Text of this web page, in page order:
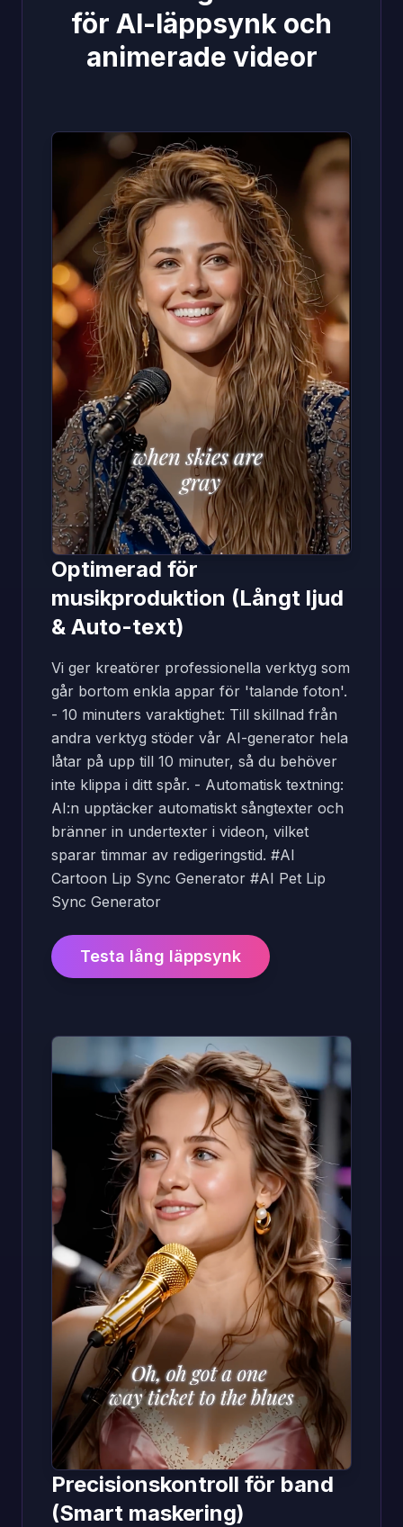
för AI-läppsynk och
animerade videor
Optimerad för
musikproduktion (Långt ljud
& Auto-text)
Vi ger kreatörer professionella verktyg som
går bortom enkla appar för 'talande foton'.
- 10 minuters varaktighet: Till skillnad från
andra verktyg stöder vår AI-generator hela
låtar på upp till 10 minuter, så du behöver
inte klippa i ditt spår. - Automatisk textning:
AI:n upptäcker automatiskt sångtexter och
bränner in undertexter i videon, vilket
sparar timmar av redigeringstid. #AI
Cartoon Lip Sync Generator #AI Pet Lip
Sync Generator
Testa lång läppsynk
Precisionskontroll för band
(Smart maskering)